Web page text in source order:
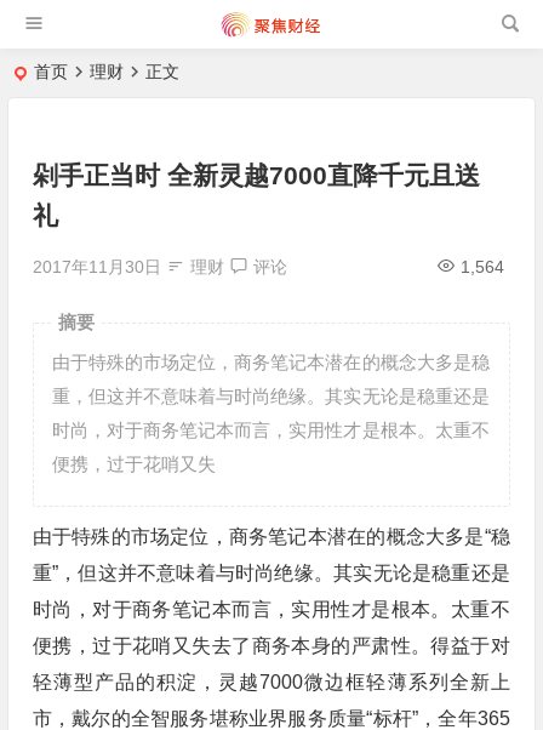
首页 理财 正文
剁手正当时 全新灵越7000直降千元且送
礼
2017年11月30日 理财 评论 1,564
摘要
由于特殊的市场定位，商务笔记本潜在的概念大多是稳
重，但这并不意味着与时尚绝缘。其实无论是稳重还是
时尚，对于商务笔记本而言，实用性才是根本。太重不
便携，过于花哨又失
由于特殊的市场定位，商务笔记本潜在的概念大多是“稳
重”，但这并不意味着与时尚绝缘。其实无论是稳重还是
时尚，对于商务笔记本而言，实用性才是根本。太重不
便携，过于花哨又失去了商务本身的严肃性。得益于对
轻薄型产品的积淀，灵越7000微边框轻薄系列全新上
市，戴尔的全智服务堪称业界服务质量“标杆”，全年365